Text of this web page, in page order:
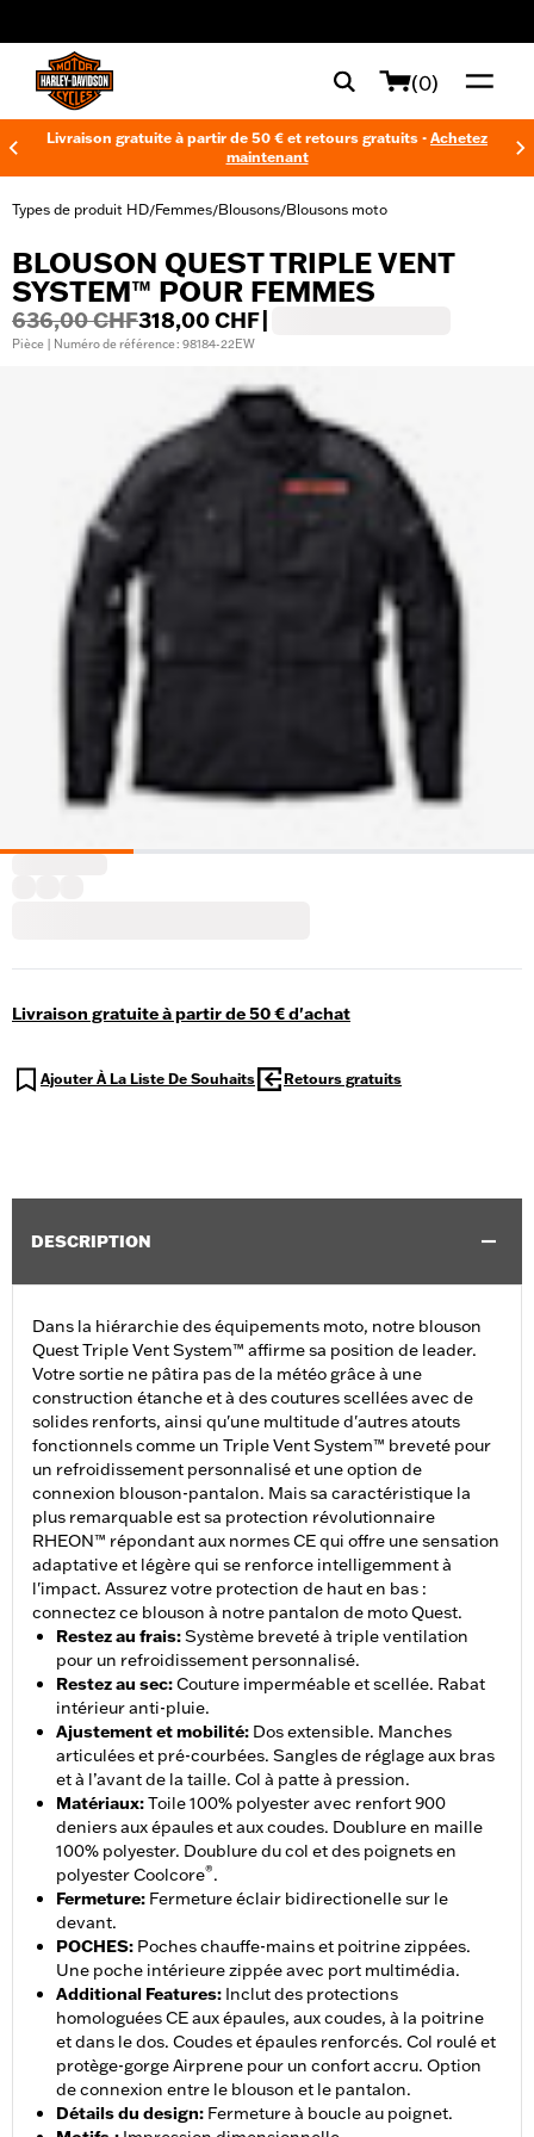
(0)
Livraison gratuite à partir de 50 € et retours gratuits - Achetez
maintenant
Types de produit HD/Femmes/Blousons/Blousons moto
BLOUSON QUEST TRIPLE VENT
SYSTEM™ POUR FEMMES
636,00 CHF318,00 CHF
Pièce | Numéro de référence : 98184-22EW
Livraison gratuite à partir de 50 € d'achat
Ajouter À La Liste De Souhaits Retours gratuits
DESCRIPTION
Dans la hiérarchie des équipements moto, notre blouson
Quest Triple Vent System™ affirme sa position de leader.
Votre sortie ne pâtira pas de la météo grâce à une
construction étanche et à des coutures scellées avec de
solides renforts, ainsi qu'une multitude d'autres atouts
fonctionnels comme un Triple Vent System™ breveté pour
un refroidissement personnalisé et une option de
connexion blouson-pantalon. Mais sa caractéristique la
plus remarquable est sa protection révolutionnaire
RHEON™ répondant aux normes CE qui offre une sensation
adaptative et légère qui se renforce intelligemment à
l'impact. Assurez votre protection de haut en bas :
connectez ce blouson à notre pantalon de moto Quest.
Restez au frais:Système breveté à triple ventilation
pour un refroidissement personnalisé.
Restez au sec:Couture imperméable et scellée. Rabat
intérieur anti-pluie.
Ajustement et mobilité: Dos extensible. Manches
articulées et pré-courbées. Sangles de réglage aux bras
et à l’avant de la taille. Col à patte à pression.
Matériaux:Toile 100% polyester avec renfort 900
deniers aux épaules et aux coudes. Doublure en maille
100% polyester. Doublure du col et des poignets en
polyester Coolcore®.
Fermeture: Fermeture éclair bidirectionelle sur le
devant.
POCHES: Poches chauffe-mains et poitrine zippées.
Une poche intérieure zippée avec port multimédia.
Additional Features: Inclut des protections
homologuées CE aux épaules, aux coudes, à la poitrine
et dans le dos. Coudes et épaules renforcés. Col roulé et
protège-gorge Airprene pour un confort accru. Option
de connexion entre le blouson et le pantalon.
Détails du design: Fermeture à boucle au poignet.